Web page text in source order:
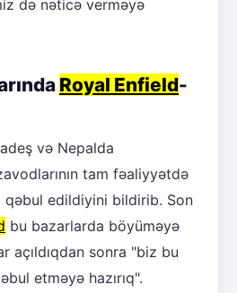
də nəticə verməyə
Royal Enfield-
və Nepalda
tam fəaliyyətdə
qəbul edildiyini bildirib. Son
bu bazarlarda böyüməyə
açıldıqdan sonra "biz bu
etməyə hazırıq".